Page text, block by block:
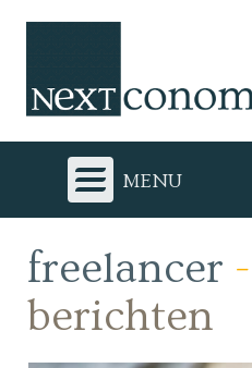
menu
freelancer -
berichten